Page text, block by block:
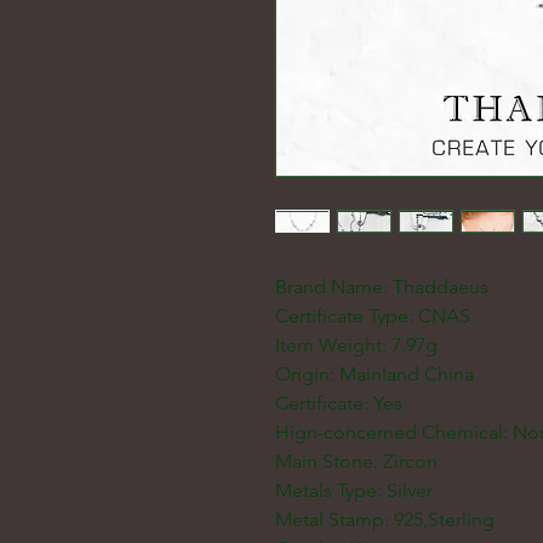
Brand Name: Thaddaeus
Certificate Type: CNAS
Item Weight: 7.97g
Origin: Mainland China
Certificate: Yes
Hign-concerned Chemical:
Main Stone: Zircon
Metals Type: Silver
Metal Stamp: 925,Sterling